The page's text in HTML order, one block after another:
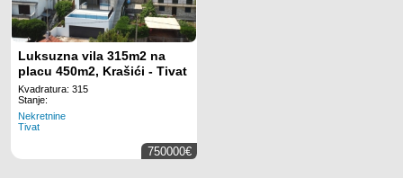
Luksuzna vila 315m2 na
placu 450m2, Krašići - Tivat
Kvadratura: 315
Stanje:
Nekretnine
Tivat
750000€